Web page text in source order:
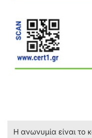
Η ανωνυμία είναι το